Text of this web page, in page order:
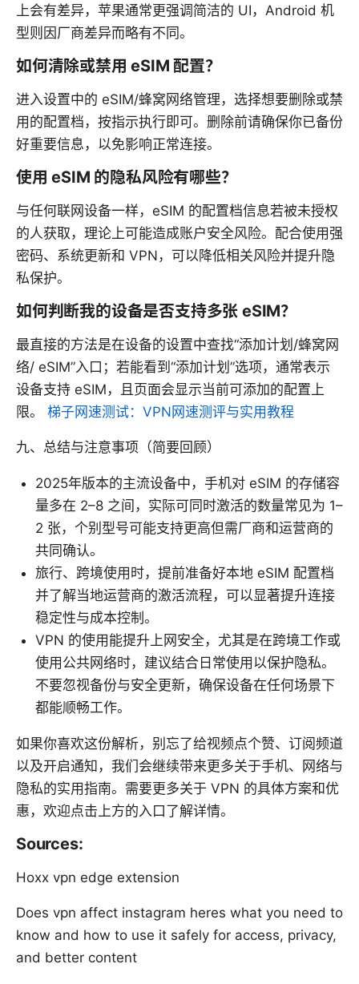
上会有差异，苹果通常更强调简洁的 UI，Android 机
型则因厂商差异而略有不同。
如何清除或禁用 eSIM 配置？
进入设置中的 eSIM/蜂窝网络管理，选择想要删除或禁
用的配置档，按指示执行即可。删除前请确保你已备份
好重要信息，以免影响正常连接。
使用 eSIM 的隐私风险有哪些？
与任何联网设备一样，eSIM 的配置档信息若被未授权
的人获取，理论上可能造成账户安全风险。配合使用强
密码、系统更新和 VPN，可以降低相关风险并提升隐
私保护。
如何判断我的设备是否支持多张 eSIM？
最直接的方法是在设备的设置中查找“添加计划/蜂窝网
络/ eSIM”入口；若能看到“添加计划”选项，通常表示
设备支持 eSIM，且页面会显示当前可添加的配置上
限。 梯子网速测试：VPN网速测评与实用教程
九、总结与注意事项（简要回顾）
2025年版本的主流设备中，手机对 eSIM 的存储容
量多在 2–8 之间，实际可同时激活的数量常见为 1–
2 张，个别型号可能支持更高但需厂商和运营商的
共同确认。
旅行、跨境使用时，提前准备好本地 eSIM 配置档
并了解当地运营商的激活流程，可以显著提升连接
稳定性与成本控制。
VPN 的使用能提升上网安全，尤其是在跨境工作或
使用公共网络时，建议结合日常使用以保护隐私。
不要忽视备份与安全更新，确保设备在任何场景下
都能顺畅工作。
如果你喜欢这份解析，别忘了给视频点个赞、订阅频道
以及开启通知，我们会继续带来更多关于手机、网络与
隐私的实用指南。需要更多关于 VPN 的具体方案和优
惠，欢迎点击上方的入口了解详情。
Sources:
Hoxx vpn edge extension
Does vpn affect instagram heres what you need to
know and how to use it safely for access, privacy,
and better content